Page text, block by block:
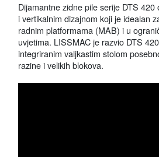
Dijamantne zidne pile serije DTS 420
i vertikalnim dizajnom koji je idealan
radnim platformama (MAB) i u
uvjetima. LISSMAC je razvio DTS
integriranim valjkastim stolom
razine i velikih blokova.